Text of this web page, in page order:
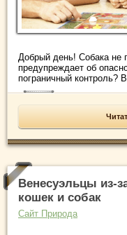
Добрый день! Собака не
предупреждает об
пограничный контроль?
Венесуэльцы из-
кошек и собак
Сайт Природа